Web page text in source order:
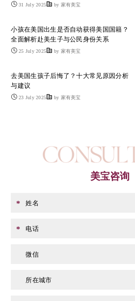
31 July 2025 by 家有美宝
小孩在美国出生是否自动获得美国国籍？
全面解析赴美生子与公民身份关系
25 July 2025 by 家有美宝
去美国生孩子后悔了？十大常见原因分析
与建议
23 July 2025 by 家有美宝
美宝咨询
* 姓名
* 电话
微信
所在城市